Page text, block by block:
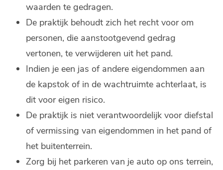
waarden te gedragen.
De praktijk behoudt zich het recht voor om
personen, die aanstootgevend gedrag
vertonen, te verwijderen uit het pand.
Indien je een jas of andere eigendommen aan
de kapstok of in de wachtruimte achterlaat, is
dit voor eigen risico.
De praktijk is niet verantwoordelijk voor diefstal
of vermissing van eigendommen in het pand of
het buitenterrein.
Zorg bij het parkeren van je auto op ons terrein,